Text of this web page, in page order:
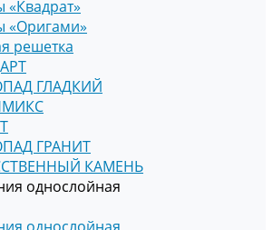
«Квадрат»
«Оригами»
решетка
ГЛАДКИЙ
ГРАНИТ
КАМЕНЬ
однослойная